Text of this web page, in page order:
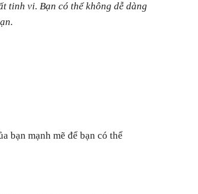
tinh vi. Bạn có thể không dễ dàng
bạn mạnh mẽ để bạn có thể